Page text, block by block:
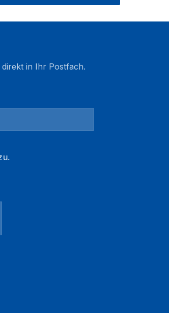
in Ihr Postfach.